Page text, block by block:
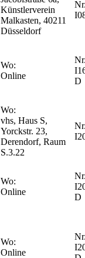
Künstlerverein
Malkasten, 40211
Düsseldorf
Wo:
Online
D
Wo:
vhs, Haus S,
Yorckstr. 23,
Derendorf, Raum
S.3.22
Wo:
Online
D
Wo:
Online